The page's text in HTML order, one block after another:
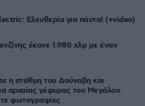
Ελευθερία για πάντα! (+video)
έκανε 1.980 χλμ με έναν
η στάθμη του Δούναβη και
αρχαίας γέφυρας του Μεγάλου
φωτογραφίες